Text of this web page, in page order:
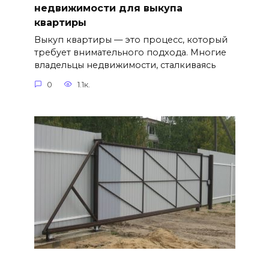
недвижимости для выкупа
квартиры
Выкуп квартиры — это процесс, который
требует внимательного подхода. Многие
владельцы недвижимости, сталкиваясь
0 1.1к.